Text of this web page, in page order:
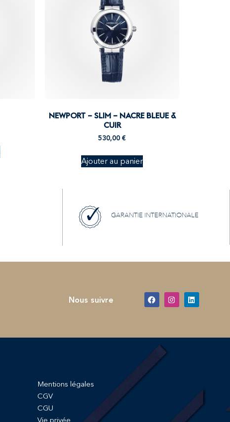
NEWPORT – SLIM – NACRE BLEUE &
CUIR
530,00 €
Ajouter au panier
GARANTIE INTERNATIONALE
Nous suivre
Mentions légales
CGV
CGU
Vie privée